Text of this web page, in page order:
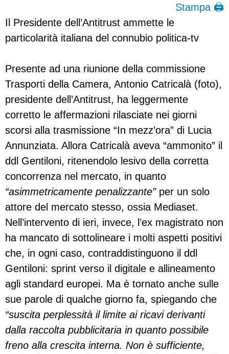
Stampa 🖨
Il Presidente dell’Antitrust ammette le
particolarità italiana del connubio politica-tv
Presente ad una riunione della commissione
Trasporti della Camera, Antonio Catricalà (foto),
presidente dell’Antitrust, ha leggermente
corretto le affermazioni rilasciate nei giorni
scorsi alla trasmissione “In mezz’ora” di Lucia
Annunziata. Allora Catricalà aveva “ammonito” il
ddl Gentiloni, ritenendolo lesivo della corretta
concorrenza nel mercato, in quanto
“asimmetricamente penalizzante”per un solo
attore del mercato stesso, ossia Mediaset.
Nell’intervento di ieri, invece, l’ex magistrato non
ha mancato di sottolineare i molti aspetti positivi
che, in ogni caso, contraddistinguono il ddl
Gentiloni: sprint verso il digitale e allineamento
agli standard europei. Ma è tornato anche sulle
sue parole di qualche giorno fa, spiegando che
“suscita perplessità il limite ai ricavi derivanti
dalla raccolta pubblicitaria in quanto possibile
freno alla crescita interna. Non è sufficiente,